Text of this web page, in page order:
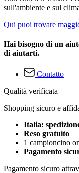
sull'ambiente e sul
Qui puoi trovare
Hai bisogno di un
di aiutarti.
Contatto
Qualità verificata
Shopping sicuro e
Italia:
Reso gratuito
1 campioncino
Pagamento
Pagamento sicuro